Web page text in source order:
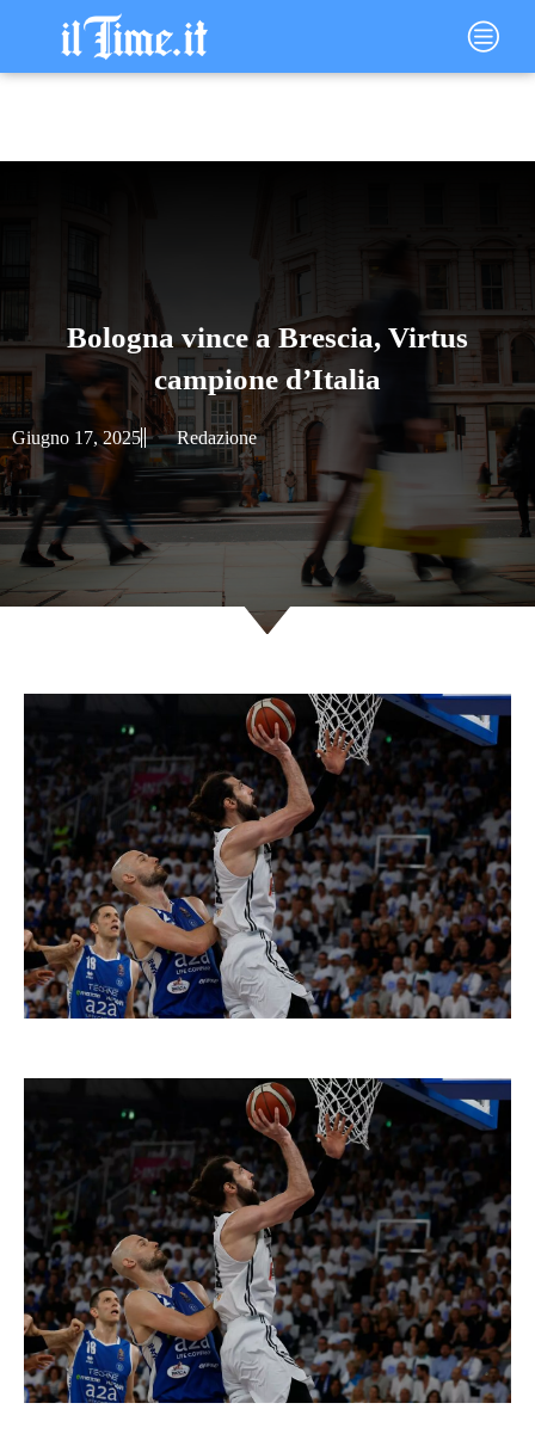
contenuto
Main
Menu
Bologna vince a Brescia, Virtus
campione d’Italia
Giugno 17, 2025 Redazione